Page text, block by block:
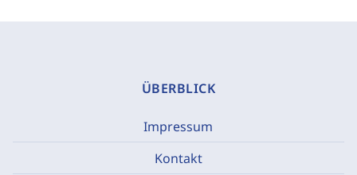
ÜBERBLICK
Impressum
Kontakt